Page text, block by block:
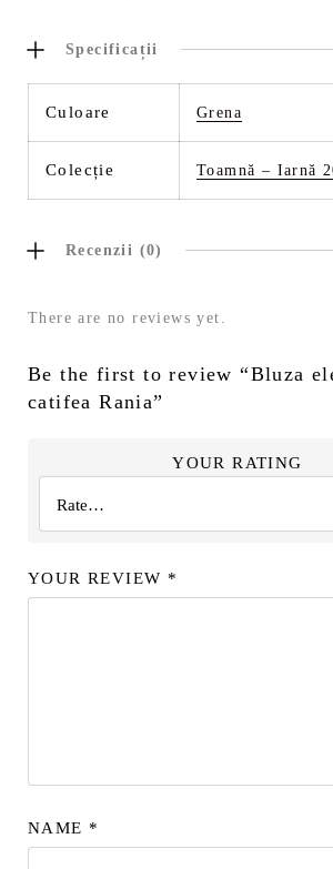
Specificații
Culoare Grena
Colecție Toamnă – Iarnă
Recenzii (0)
There are no reviews yet.
Be the first to review “Bluza
catifea Rania”
YOUR RATING
YOUR REVIEW *
NAME *